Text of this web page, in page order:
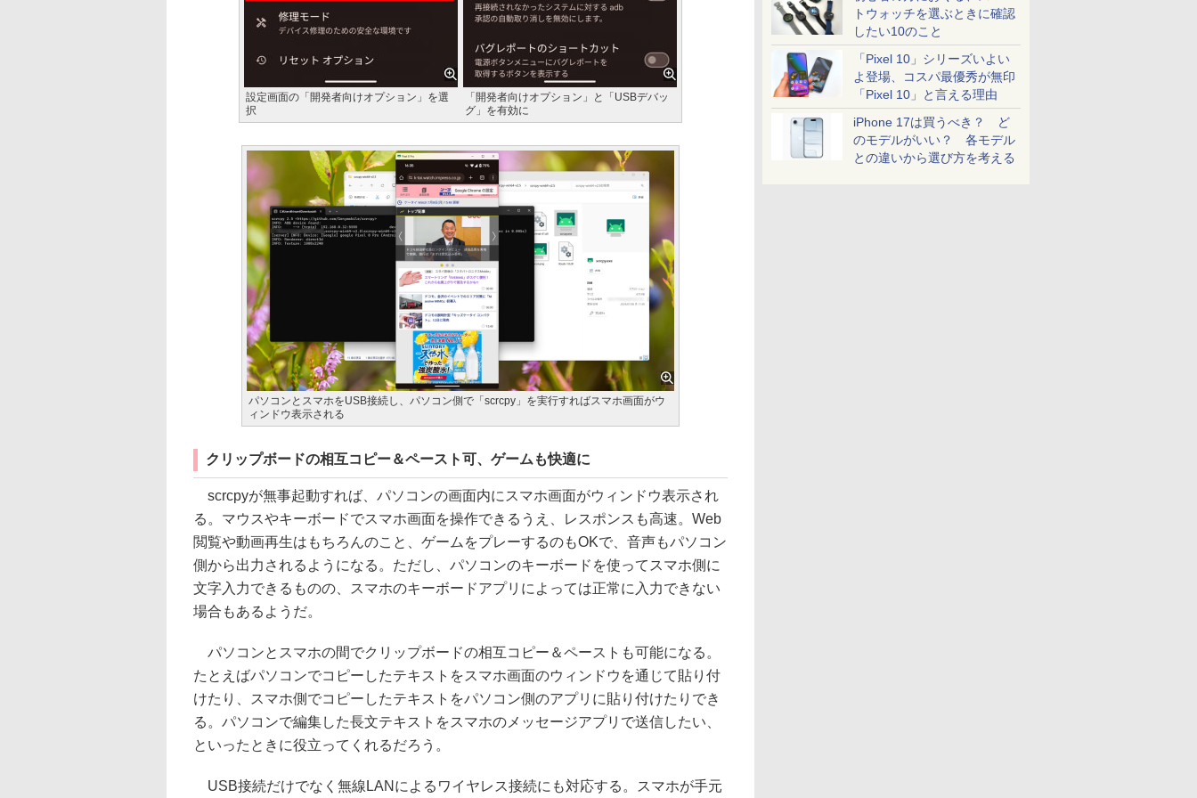
トウォッチを選ぶときに確認
したい10のこと
「Pixel 10」シリーズいよい
よ登場、コスパ最優秀が無印
「Pixel 10」と言える理由
iPhone 17は買うべき？ ど
のモデルがいい？ 各モデル
との違いから選び方を考える
設定画面の「開発者向けオプション」を選
択
「開発者向けオプション」と「USBデバッ
グ」を有効に
パソコンとスマホをUSB接続し、パソコン側で「scrcpy」を実行すればスマホ画面がウ
ィンドウ表示される
クリップボードの相互コピー＆ペースト可、ゲームも快適に
scrcpyが無事起動すれば、パソコンの画面内にスマホ画面がウィンドウ表示され
る。マウスやキーボードでスマホ画面を操作できるうえ、レスポンスも高速。Web
閲覧や動画再生はもちろんのこと、ゲームをプレーするのもOKで、音声もパソコン
側から出力されるようになる。ただし、パソコンのキーボードを使ってスマホ側に
文字入力できるものの、スマホのキーボードアプリによっては正常に入力できない
場合もあるようだ。
パソコンとスマホの間でクリップボードの相互コピー＆ペーストも可能になる。
たとえばパソコンでコピーしたテキストをスマホ画面のウィンドウを通じて貼り付
けたり、スマホ側でコピーしたテキストをパソコン側のアプリに貼り付けたりでき
る。パソコンで編集した長文テキストをスマホのメッセージアプリで送信したい、
といったときに役立ってくれるだろう。
USB接続だけでなく無線LANによるワイヤレス接続にも対応する。スマホが手元